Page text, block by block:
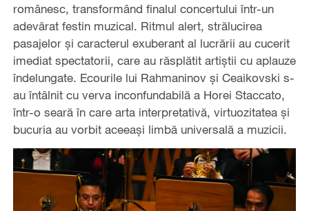
românesc, transformând finalul concertului într-un
adevărat festin muzical. Ritmul alert, strălucirea
pasajelor și caracterul exuberant al lucrării au cucerit
imediat spectatorii, care au răsplătit artiștii cu aplauze
îndelungate. Ecourile lui Rahmaninov și Ceaikovski s-
au întâlnit cu verva inconfundabilă a Horei Staccato,
într-o seară în care arta interpretativă, virtuozitatea și
bucuria au vorbit aceeași limbă universală a muzicii.